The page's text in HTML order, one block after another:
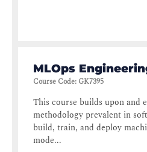
MLOps
Course Code: GK7395
This course builds upon and
methodology prevalent in
build, train, and deploy
mode...